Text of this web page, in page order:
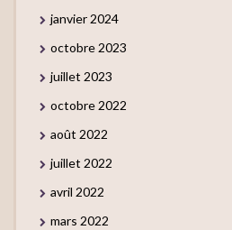
janvier 2024
octobre 2023
juillet 2023
octobre 2022
août 2022
juillet 2022
avril 2022
mars 2022